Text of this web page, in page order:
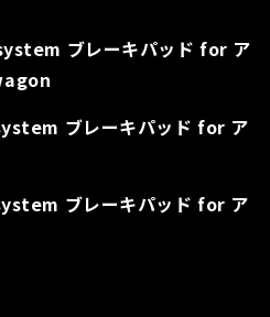
ブレーキパッド for ア
ブレーキパッド for ア
ブレーキパッド for ア